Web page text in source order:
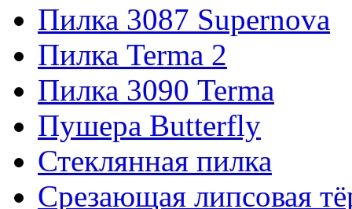
Пилка 3087 Supernova
Пилка Terma 2
Пилка 3090 Terma
Пушера Butterfly
Стеклянная пилка
Срезающая липсовая